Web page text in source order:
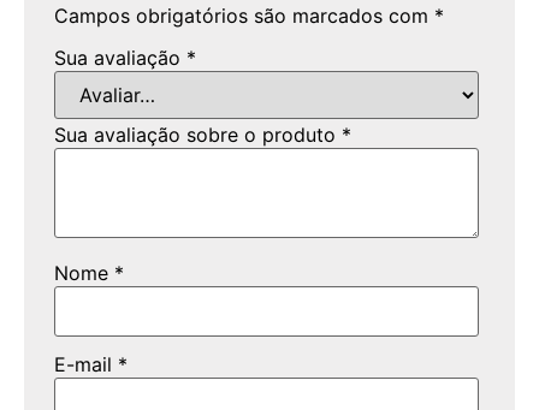
Campos obrigatórios são marcados com *
Sua avaliação *
Sua avaliação sobre o produto *
Nome *
E-mail *